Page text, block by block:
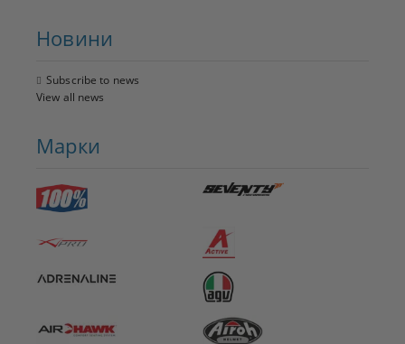
Новини
Subscribe to news
View all news
Марки